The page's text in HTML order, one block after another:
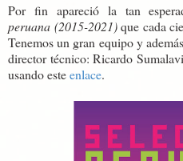
Por fin apareció la tan
peruana (2015-2021)que cada
Tenemos un gran equipo y
director técnico: Ricardo
usando esteenlace.